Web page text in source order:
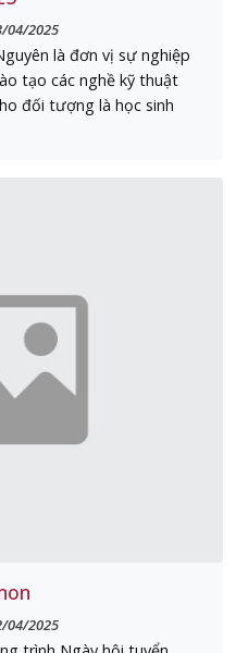
04/2025
là đơn vị sự nghiệp
tạo các nghề kỹ thuật
đối tượng là học sinh
04/2025